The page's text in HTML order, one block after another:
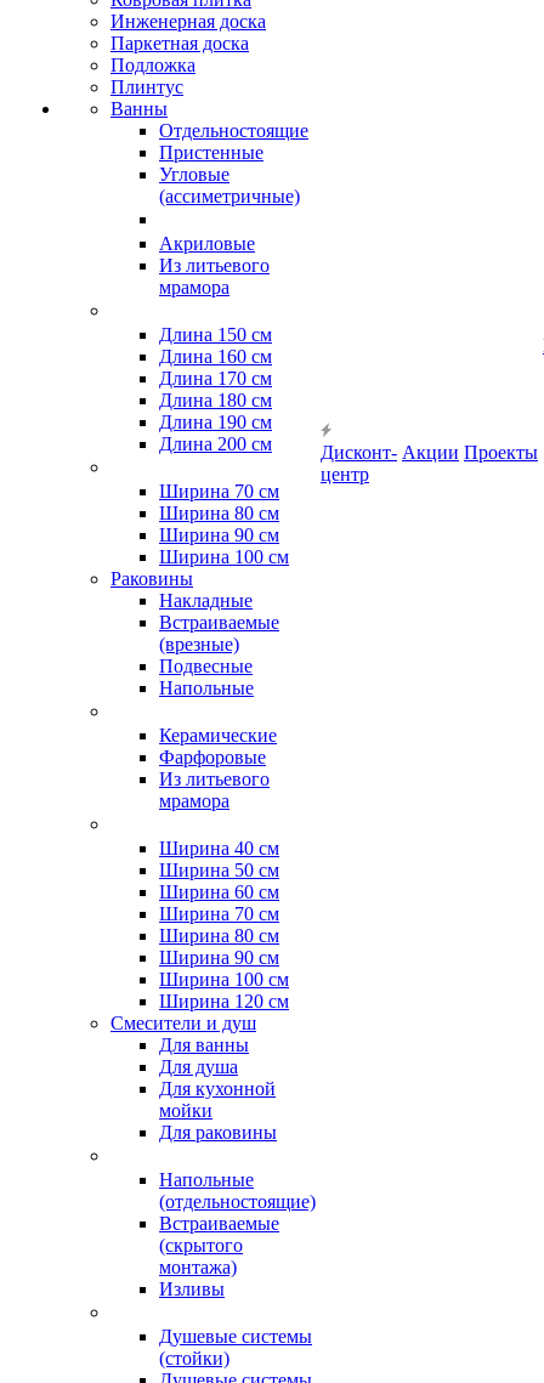
Инженерная доска
Паркетная доска
Подложка
Плинтус
Ванны
Отдельностоящие
Пристенные
Угловые
(ассиметричные)
Акриловые
Из литьевого
мрамора
Длина 150 см
Длина 160 см
Длина 170 см
Длина 180 см
Длина 190 см
Длина 200 см
Ширина 70 см
Ширина 80 см
Ширина 90 см
Ширина 100 см
Раковины
Накладные
Встраиваемые
(врезные)
Подвесные
Напольные
Керамические
Фарфоровые
Из литьевого
мрамора
Ширина 40 см
Ширина 50 см
Ширина 60 см
Ширина 70 см
Ширина 80 см
Ширина 90 см
Ширина 100 см
Ширина 120 см
Смесители и душ
Для ванны
Для душа
Для кухонной
мойки
Для раковины
Напольные
(отдельностоящие)
Встраиваемые
(скрытого
монтажа)
Изливы
Душевые системы
(стойки)
Дисконт-
центр
Акции Проекты